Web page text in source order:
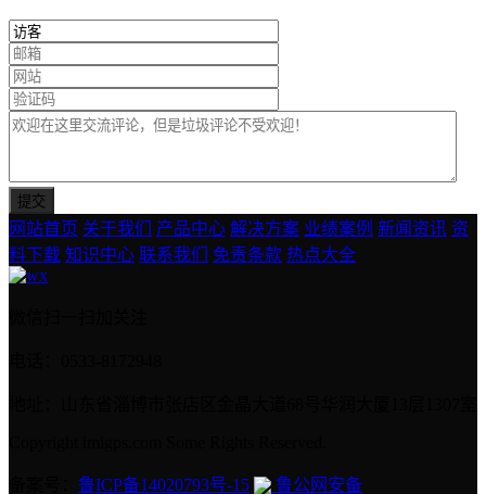
网站首页 关于我们 产品中心 解决方案 业绩案例 新闻资讯 资
料下载 知识中心 联系我们 免责条款 热点大全
鲁ICP备14020793号-15 鲁公网安备